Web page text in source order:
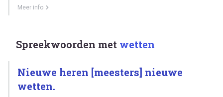
Meer info
Spreekwoorden met wetten
Nieuwe heren [meesters] nieuwe
wetten.